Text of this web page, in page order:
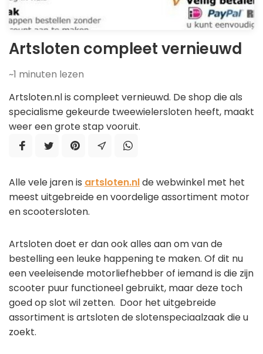
Artsloten compleet vernieuwd
~1 minuten lezen
Artsloten.nl is compleet vernieuwd. De shop die als
specialisme gekeurde tweewielersloten heeft, maakt
weer een grote stap vooruit.
Alle vele jaren is artsloten.nlde webwinkel met het
meest uitgebreide en voordelige assortiment motor
en scootersloten.
Artsloten doet er dan ook alles aan om van de
bestelling een leuke happening te maken. Of dit nu
een veeleisende motorliefhebber of iemand is die zijn
scooter puur functioneel gebruikt, maar deze toch
goed op slot wil zetten. Door het uitgebreide
assortiment is artsloten de slotenspeciaalzaak die u
zoekt.